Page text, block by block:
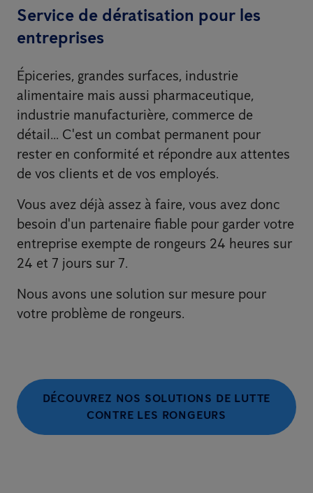
Service de dératisation pour les
entreprises
Épiceries, grandes surfaces, industrie
alimentaire mais aussi pharmaceutique,
industrie manufacturière, commerce de
détail... C'est un combat permanent pour
rester en conformité et répondre aux attentes
de vos clients et de vos employés.
Vous avez déjà assez à faire, vous avez donc
besoin d'un partenaire fiable pour garder votre
entreprise exempte de rongeurs 24 heures sur
24 et 7 jours sur 7.
Nous avons une solution sur mesure pour
votre problème de rongeurs.
DÉCOUVREZ NOS SOLUTIONS DE LUTTE
CONTRE LES RONGEURS